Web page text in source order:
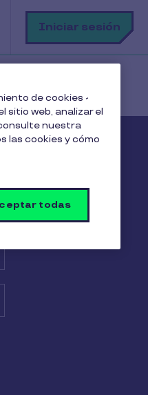
Buscar
Iniciar sesión
de cookies -
sitio web, analizar el
nuestra
las cookies y cómo
todas